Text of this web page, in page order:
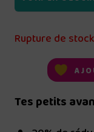
Rupture de stock
Tes petits